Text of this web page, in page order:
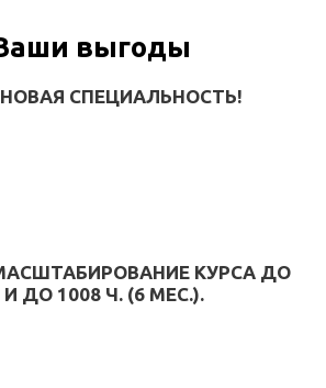
выгоды
СПЕЦИАЛЬНОСТЬ!
КУРСА ДО
И ДО 1008 Ч. (6 МЕС.).